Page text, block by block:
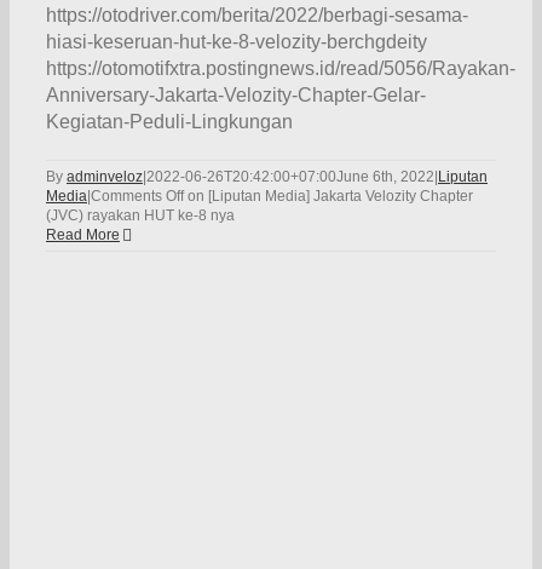
https://otodriver.com/berita/2022/berbagi-sesama-
hiasi-keseruan-hut-ke-8-velozity-berchgdeity
https://otomotifxtra.postingnews.id/read/5056/Rayakan-
Anniversary-Jakarta-Velozity-Chapter-Gelar-
Kegiatan-Peduli-Lingkungan
By adminveloz 2022-06-26T20:42:00+07:00June 6th, 2022 Liputan
Media Comments Offon [Liputan Media] Jakarta Velozity Chapter
(JVC) rayakan HUT ke-8 nya
Read More